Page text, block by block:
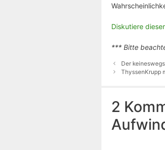
Diskutiere
*** Bitte
Der
ThyssenKrupp
2